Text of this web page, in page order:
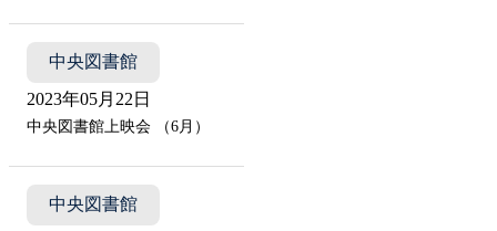
中央図書館
2023年05月22日
中央図書館上映会 （6月）
中央図書館